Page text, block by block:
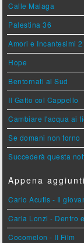
Calle Malaga
Palestina 36
Amori e Incantesimi 2
Hope
Bentornati al Sud
Il Gatto col Cappello
Cambiare l'acqua ai
Se domani non torno
Succederà questa
Appena aggiunti
Carlo Acutis - Il
Carla Lonzi - Dentro
Cocomelon - Il Film